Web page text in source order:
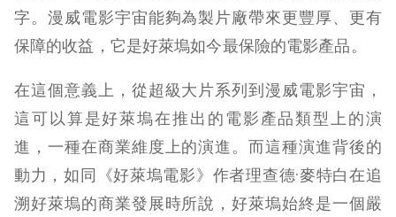
字。漫威電影宇宙能夠為製片廠帶來更豐厚、更有
保障的收益，它是好萊塢如今最保險的電影產品。
在這個意義上，從超級大片系列到漫威電影宇宙，
這可以算是好萊塢在推出的電影產品類型上的演
進，一種在商業維度上的演進。而這種演進背後的
動力，如同《好萊塢電影》作者理查德·麥特白在追
溯好萊塢的商業發展時所說，好萊塢始終是一個嚴